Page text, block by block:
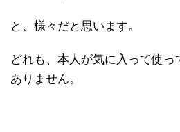
と、様々だと思います。
どれも、本人が気に入って使
ありません。